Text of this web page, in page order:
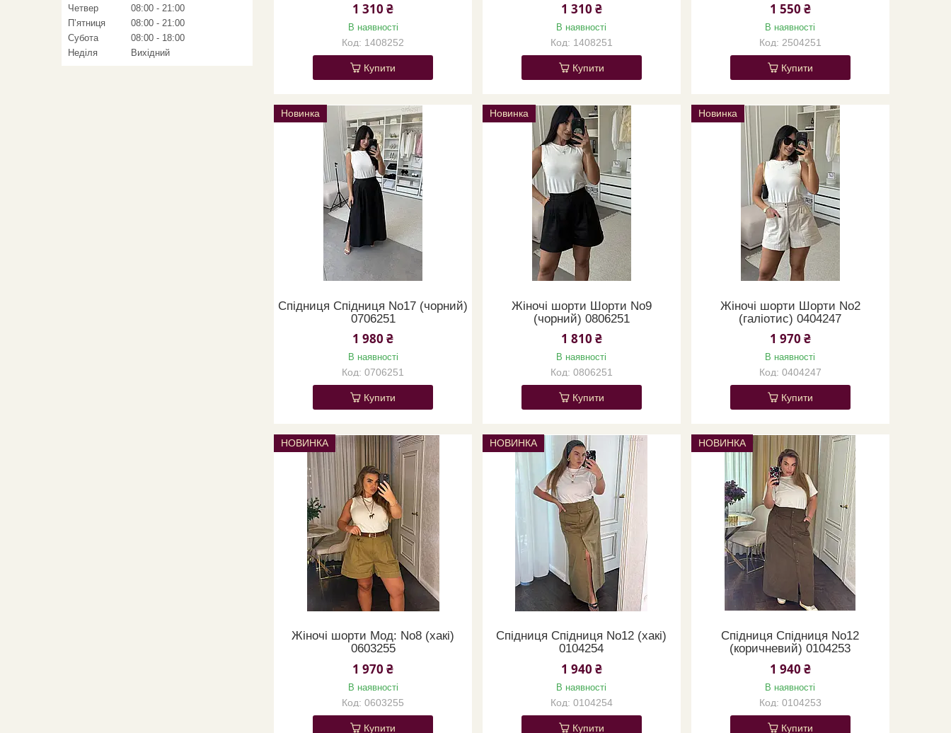
1 310 ₴
В наявності
1408252
Купити
1 310 ₴
В наявності
1408251
Купити
1 550 ₴
В наявності
2504251
Купити
Новинка
Спідниця Спідниця No17 (чорний)
0706251
1 980 ₴
В наявності
0706251
Купити
Новинка
Жіночі шорти Шорти No9
(чорний) 0806251
1 810 ₴
В наявності
0806251
Купити
Новинка
Жіночі шорти Шорти No2
(галіотис) 0404247
1 970 ₴
В наявності
0404247
Купити
НОВИНКА
Жіночі шорти Мод: No8 (хакі)
0603255
1 970 ₴
В наявності
0603255
Купити
НОВИНКА
Спідниця Спідниця No12 (хакі)
0104254
1 940 ₴
В наявності
0104254
Купити
НОВИНКА
Спідниця Спідниця No12
(коричневий) 0104253
1 940 ₴
В наявності
0104253
Купити
Четвер
08:00
21:00
Пʼятниця
08:00
21:00
Субота
08:00
18:00
Неділя
Вихідний